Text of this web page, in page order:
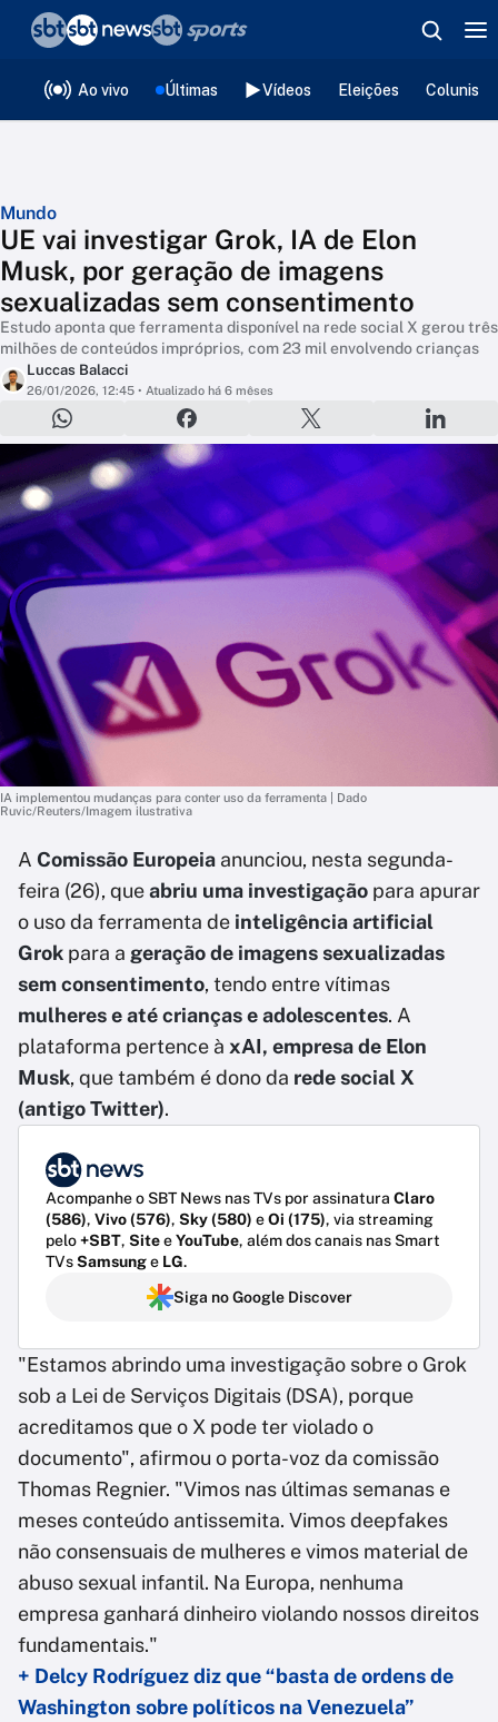
Ao vivo Últimas Vídeos Eleições
Mundo
UE vai investigar Grok, IA de Elon
Musk, por geração de imagens
sexualizadas sem consentimento
Estudo aponta que ferramenta disponível na rede social X gerou três
milhões de conteúdos impróprios, com 23 mil envolvendo crianças
Luccas Balacci
26/01/2026, 12:45 • Atualizado há 6 mêses
IA implementou mudanças para conter uso da ferramenta | Dado
Ruvic/Reuters/Imagem ilustrativa
A Comissão Europeia anunciou, nesta segunda-
feira (26), queabriu uma investigação para apurar
o uso da ferramenta de inteligência artificial
Grok para a geração de imagens sexualizadas
sem consentimento, tendo entre vítimas
mulheres e até crianças e adolescentes. A
plataforma pertence à xAI, empresa de Elon
Musk, que também é dono da rede social X
(antigo Twitter).
Acompanhe o SBT News nas TVs por assinatura Claro
(586), Vivo (576), Sky (580) eOi (175), via streaming
pelo+SBT, SiteeYouTube, além dos canais nas Smart
TVsSamsunge LG.
Siga no Google Discover
"Estamos abrindo uma investigação sobre o Grok
sob a Lei de Serviços Digitais (DSA), porque
acreditamos que o X pode ter violado o
documento", afirmou o porta-voz da comissão
Thomas Regnier. "Vimos nas últimas semanas e
meses conteúdo antissemita. Vimos deepfakes
não consensuais de mulheres e vimos material de
abuso sexual infantil. Na Europa, nenhuma
empresa ganhará dinheiro violando nossos direitos
fundamentais."
+ Delcy Rodríguez diz que “basta de ordens de
Washington sobre políticos na Venezuela”
❮voltar
Editorias